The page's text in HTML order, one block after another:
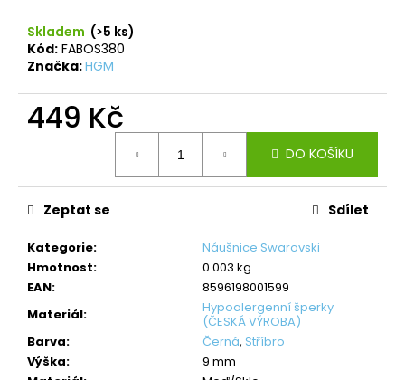
Skladem (>5 ks)
Kód: FABOS380
Značka:HGM
449 Kč
DO KOŠÍKU
Kategorie:
Náušnice Swarovski
Hmotnost:
0.003 kg
EAN:
8596198001599
Materiál:
Hypoalergenní šperky
(ČESKÁ VÝROBA)
Barva: Černá, Stříbro
Výška:
9 mm
Zeptat se Sdílet
850
Kč